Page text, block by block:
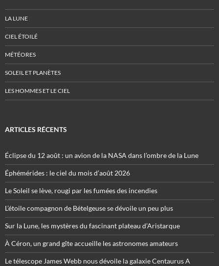
LA LUNE
CIEL ÉTOILÉ
MÉTÉORES
SOLEIL ET PLANÈTES
LES HOMMES ET LE CIEL
ARTICLES RÉCENTS
Éclipse du 12 août : un avion de la NASA dans l’ombre de la Lune
Éphémérides : le ciel du mois d’août 2026
Le Soleil se lève, rougi par les fumées des incendies
L’étoile compagnon de Bételgeuse se dévoile un peu plus
Sur la Lune, les mystères du fascinant plateau d’Aristarque
À Céron, un grand gîte accueille les astronomes amateurs
Le télescope James Webb nous dévoile la galaxie Centaurus A